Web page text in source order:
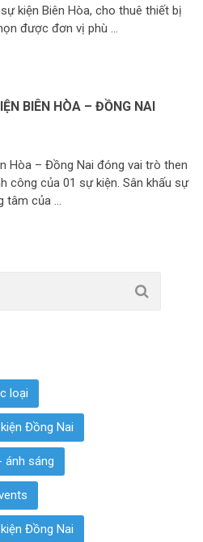
kiện Biên Hòa, cho thuê thiết bị
được đơn vị phù …
BIÊN HÒA – ĐỒNG NAI
Hòa – Đồng Nai đóng vai trò then
công của 01 sự kiện. Sân khấu sự
tâm của …
loại
Đồng Nai
ánh sáng
Đồng Nai